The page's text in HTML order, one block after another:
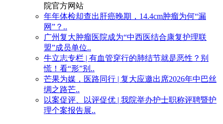
院官方网站
年年体检却查出肝癌晚期，14.4cm肿瘤为何“漏
网”？..
广州复大肿瘤医院成为“中西医结合康复护理联
盟”成员单位..
牛立志专栏 | 有血管穿行的肺结节就是恶性？别
慌！看“形”别..
芒果为媒，医路同行 | 复大应邀出席2026年中巴丝
绸之路芒..
以案促评、以评促优 | 我院举办护士职称评聘暨护
理个案报告展..